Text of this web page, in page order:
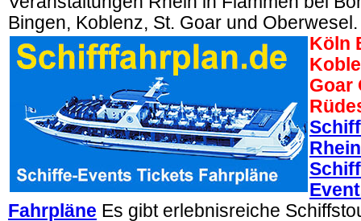
Bingen, Koblenz, St. Goar und Oberwesel.
Köln
Goar
Fahrpläne Es gibt erlebnisreiche